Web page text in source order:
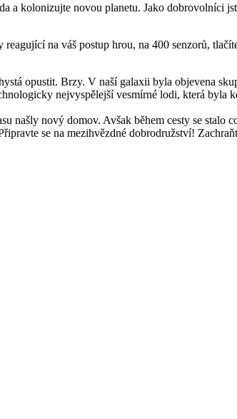
a kolonizujte novou planetu. Jako dobrovolníci
na váš postup hrou, na 400 senzorů,
opustit. Brzy. V naší galaxii byla objevena
nejvyspělejší vesmírné lodi, která byla
našly nový domov. Avšak během cesty se stalo
se na mezihvězdné dobrodružství!